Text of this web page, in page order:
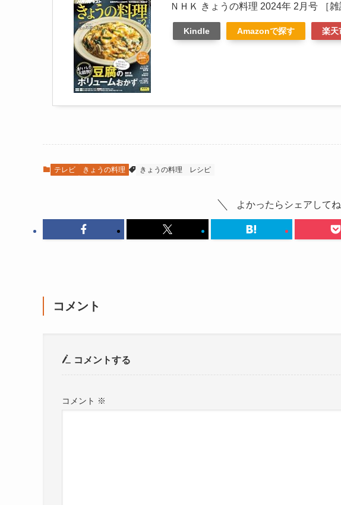
ＮＨＫ きょうの料理 2024年 2月号 ［
Kindle Amazonで探す 楽天
テレビ きょうの料理 きょうの料理 レシピ
よかったらシェアしてね
コメント
コメントする
コメント ※